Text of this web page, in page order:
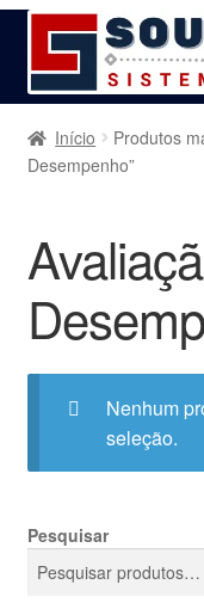
Pular
para
navegação
Pular
para
o
conteúdo
Home
Serviços
Produtos
Início
Produtos
Desempenho”
Nenhum
seleção.
Pesquisar